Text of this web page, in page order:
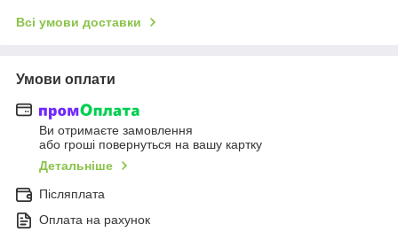
Всі умови доставки
Умови оплати
Ви отримаєте замовлення
або гроші повернуться на вашу картку
Детальніше
Післяплата
Оплата на рахунок